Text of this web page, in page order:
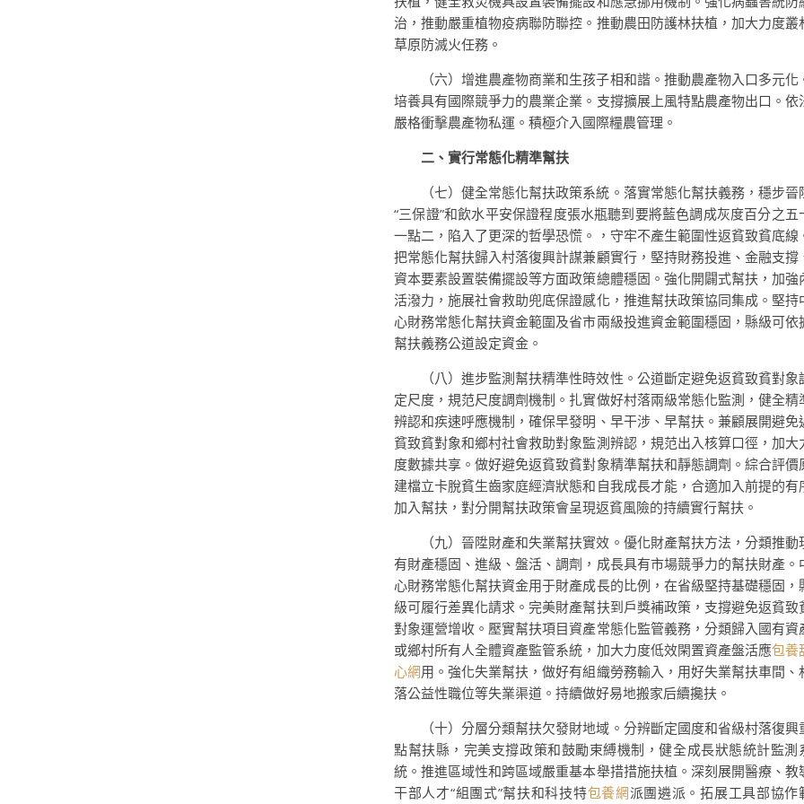
治，推動嚴重植物疫病聯防聯控。推動農田防護林扶植，加大力度叢
草原防滅火任務。
（六）增進農產物商業和生孩子相和諧。推動農產物入口多元化
培養具有國際競爭力的農業企業。支撐擴展上風特點農產物出口。依
嚴格衝擊農產物私運。積極介入國際糧農管理。
二、實行常態化精準幫扶
（七）健全常態化幫扶政策系統。落實常態化幫扶義務，穩步晉
“三保證”和飲水平安保證程度張水瓶聽到要將藍色調成灰度百分之五
一點二，陷入了更深的哲學恐慌。，守牢不產生範圍性返貧致貧底線
把常態化幫扶歸入村落復興計謀兼顧實行，堅持財務投進、金融支撐
資本要素設置裝備擺設等方面政策總體穩固。強化開闢式幫扶，加強
活潑力，施展社會救助兜底保證感化，推進幫扶政策協同集成。堅持
心財務常態化幫扶資金範圍及省市兩級投進資金範圍穩固，縣級可依
幫扶義務公道設定資金。
（八）進步監測幫扶精準性時效性。公道斷定避免返貧致貧對象
定尺度，規范尺度調劑機制。扎實做好村落兩級常態化監測，健全精
辨認和疾速呼應機制，確保早發明、早干涉、早幫扶。兼顧展開避免
貧致貧對象和鄉村社會救助對象監測辨認，規范出入核算口徑，加大
度數據共享。做好避免返貧致貧對象精準幫扶和靜態調劑。綜合評價
建檔立卡脫貧生齒家庭經濟狀態和自我成長才能，合適加入前提的有
加入幫扶，對分開幫扶政策會呈現返貧風險的持續實行幫扶。
（九）晉陞財產和失業幫扶實效。優化財產幫扶方法，分類推動
有財產穩固、進級、盤活、調劑，成長具有市場競爭力的幫扶財產。
心財務常態化幫扶資金用于財產成長的比例，在省級堅持基礎穩固，
級可履行差異化請求。完美財產幫扶到戶獎補政策，支撐避免返貧致
對象運營增收。壓實幫扶項目資產常態化監管義務，分類歸入國有資
或鄉村所有人全體資產監管系統，加大力度低效閑置資產盤活應包養
心網用。強化失業幫扶，做好有組織勞務輸入，用好失業幫扶車間、
落公益性職位等失業渠道。持續做好易地搬家后續攙扶。
（十）分層分類幫扶欠發財地域。分辨斷定國度和省級村落復興
點幫扶縣，完美支撐政策和鼓勵束縛機制，健全成長狀態統計監測
統。推進區域性和跨區域嚴重基本舉措措施扶植。深刻展開醫療、教
干部人才“組團式”幫扶和科技特包養網派團遴派。拓展工具部協作